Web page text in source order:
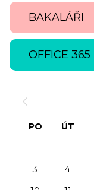
BAKALÁŘI
OFFICE 365
PO ÚT
3
4